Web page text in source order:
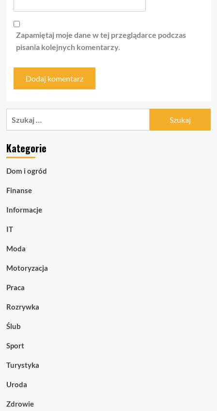
Zapamiętaj moje dane w tej przeglądarce podczas
pisania kolejnych komentarzy.
Kategorie
Dom i ogród
Finanse
Informacje
IT
Moda
Motoryzacja
Praca
Rozrywka
Ślub
Sport
Turystyka
Uroda
Zdrowie